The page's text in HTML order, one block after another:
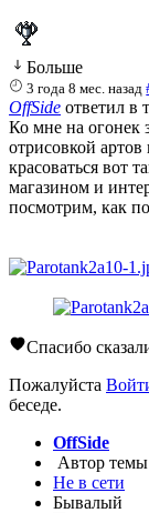
Больше
3 года 8 мес. назад
OffSide ответил в
Ко мне на огонек
отрисовкой
красоваться вот
магазином и
посмотрим, как
Спасибо
Пожалуйста
беседе.
OffSide
Автор темы
Не в сети
Бывалый